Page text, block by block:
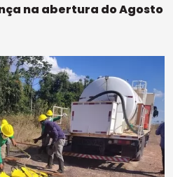
na abertura do Agosto